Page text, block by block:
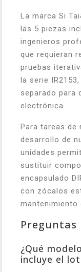
La marca Si
las 5 piezas
ingenieros
que requieran
pruebas
la serie
separado para
electrónica.
Para tareas de
desarrollo de
unidades
sustituir
encapsulado
con zócalos
mantenimiento
Preguntas
¿Qué
incluye el